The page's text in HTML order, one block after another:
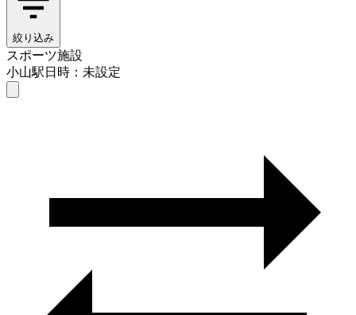
絞り込み
スポーツ施設
小山駅日時：未設定